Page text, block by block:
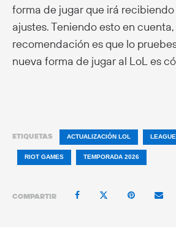
forma de jugar que irá
ajustes. Teniendo esto en
recomendación es que lo
nueva forma de jugar al LoL es
ETIQUETAS ACTUALIZACIÓN LOL
RIOT GAMES TEMPORADA 2026
COMPARTIR